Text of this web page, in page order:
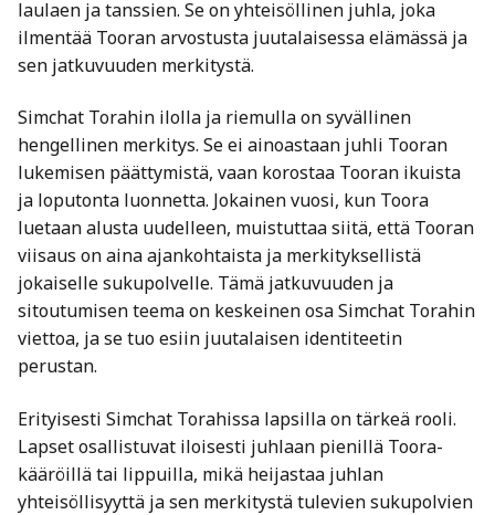
laulaen ja tanssien. Se on yhteisöllinen juhla, joka
ilmentää Tooran arvostusta juutalaisessa elämässä ja
sen jatkuvuuden merkitystä.
Simchat Torahin ilolla ja riemulla on syvällinen
hengellinen merkitys. Se ei ainoastaan juhli Tooran
lukemisen päättymistä, vaan korostaa Tooran ikuista
ja loputonta luonnetta. Jokainen vuosi, kun Toora
luetaan alusta uudelleen, muistuttaa siitä, että Tooran
viisaus on aina ajankohtaista ja merkityksellistä
jokaiselle sukupolvelle. Tämä jatkuvuuden ja
sitoutumisen teema on keskeinen osa Simchat Torahin
viettoa, ja se tuo esiin juutalaisen identiteetin
perustan.
Erityisesti Simchat Torahissa lapsilla on tärkeä rooli.
Lapset osallistuvat iloisesti juhlaan pienillä Toora-
kääröillä tai lippuilla, mikä heijastaa juhlan
yhteisöllisyyttä ja sen merkitystä tulevien sukupolvien